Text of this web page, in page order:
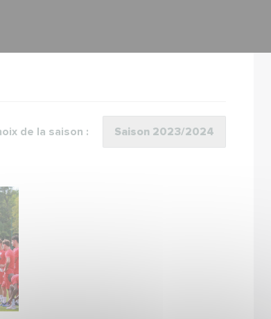
de la saison :